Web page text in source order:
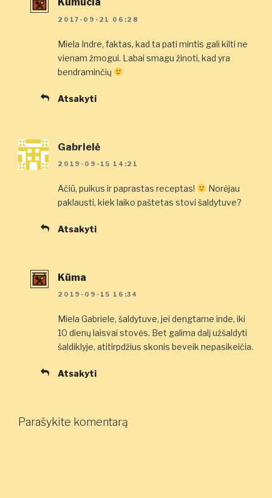
2017-09-21 06:28
Miela Indre, faktas, kad ta pati mintis gali kilti ne
vienam žmogui. Labai smagu žinoti, kad yra
bendraminčių
Atsakyti
Gabrielė
2019-09-15 14:21
Ačiū, puikus ir paprastas receptas!
Norėjau
paklausti, kiek laiko paštetas stovi šaldytuve?
Atsakyti
Kūma
2019-09-15 16:34
Miela Gabriele, šaldytuve, jei dengtame inde, iki
10 dienų laisvai stovės. Bet galima dalį užšaldyti
šaldiklyje, atitirpdžius skonis beveik nepasikeičia.
Atsakyti
Parašykite komentarą